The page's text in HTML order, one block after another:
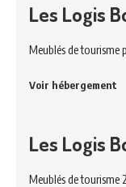
Les Logis
Meublés de tourisme
Voir hébergement
Les Logis
Meublés de tourisme